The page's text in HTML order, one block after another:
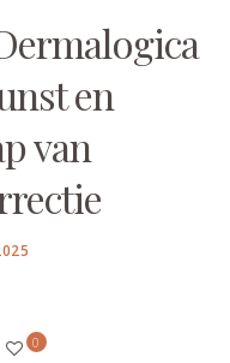
en
van
0